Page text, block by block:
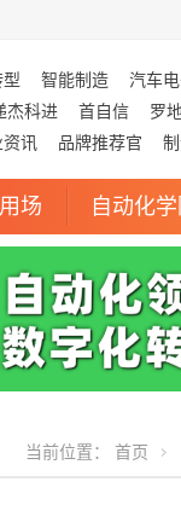
智能制造 汽车
杰科进 首自信 罗
讯 品牌推荐官
场 自动化
当前位置： 首页